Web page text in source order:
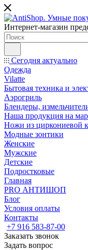
Интернет-магазин
Сегодня актуально
Одежда
Vilatte
Бытовая техника и
Аэрогриль
Блендеры,
Наша продукция на
Ножи из циркониевой
Модные зонтики
Женские
Мужские
Детские
Подростковые
Главная
PRO АНТИШОП
Блог
Условия оплаты
Контакты
+7 916 583-87-00
Заказать звонок
Задать вопрос